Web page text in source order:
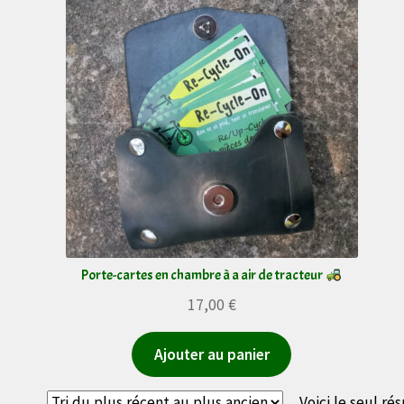
Porte-cartes en chambre à a air de tracteur
17,00 €
Ajouter au panier